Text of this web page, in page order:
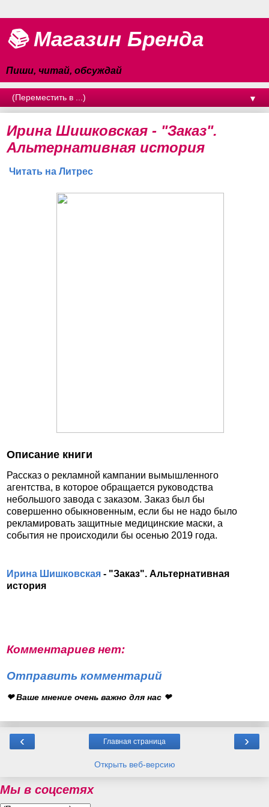
📚 Магазин Бренда
Пиши, читай, обсуждай
▼
Ирина Шишковская - "Заказ".
Альтернативная история
Читать на Литрес
Описание книги
Рассказ о рекламной кампании вымышленного
агентства, в которое обращается руководства
небольшого завода с заказом. Заказ был бы
совершенно обыкновенным, если бы не надо было
рекламировать защитные медицинские маски, а
события не происходили бы осенью 2019 года.
Ирина Шишковская - "Заказ". Альтернативная
история
Комментариев нет:
Отправить комментарий
❤ Ваше мнение очень важно для нас ❤
‹ ›
Главная страница
Открыть веб-версию
Мы в соцсетях